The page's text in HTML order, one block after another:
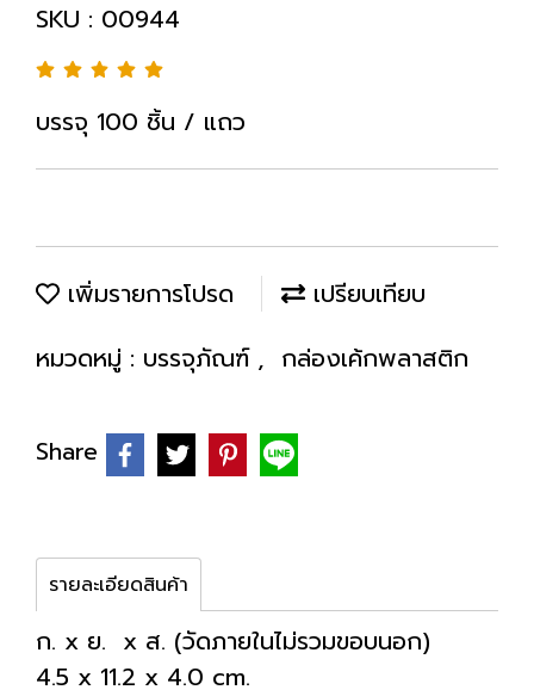
SKU : 00944
บรรจุ 100 ชิ้น / แถว
เพิ่มรายการโปรด
เปรียบเทียบ
หมวดหมู่ : บรรจุภัณฑ์ , กล่องเค้กพลาสติก
Share
รายละเอียดสินค้า
ก. x ย. x ส. (วัดภายในไม่รวมขอบนอก)
4.5 x 11.2 x 4.0 cm.